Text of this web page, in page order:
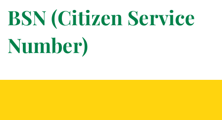
BSN (Citizen Service
Number)